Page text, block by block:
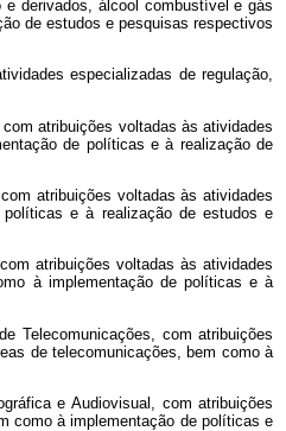
derivados, álcool combustível e gás
de estudos e pesquisas respectivos
especializadas de regulação,
atribuições voltadas às atividades
de políticas e à realização de
atribuições voltadas às atividades
políticas e à realização de estudos e
atribuições voltadas às atividades
à implementação de políticas e à
Telecomunicações, com atribuições
de telecomunicações, bem como à
e Audiovisual, com atribuições
como à implementação de políticas e